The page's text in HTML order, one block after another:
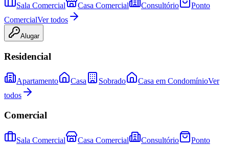
Sala Comercial Casa Comercial Consultório
Ponto
ComercialVer todos
Alugar
Residencial
Apartamento Casa Sobrado Casa em CondomínioVer
todos
Comercial
Sala Comercial Casa Comercial Consultório
Ponto